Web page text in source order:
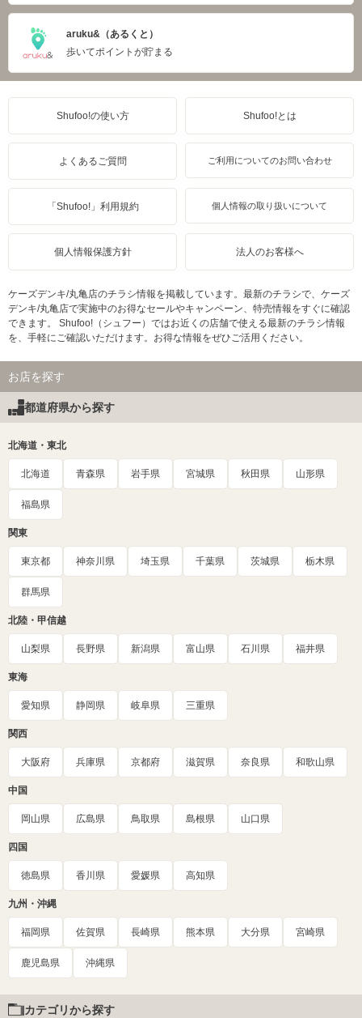
aruku&（あるくと）
歩いてポイントが貯まる
Shufoo!の使い方 Shufoo!とは
よくあるご質問 ご利用についてのお問い合わせ
「Shufoo!」利用規約 個人情報の取り扱いについて
個人情報保護方針 法人のお客様へ
ケーズデンキ/丸亀店のチラシ情報を掲載しています。最新のチラシで、ケーズ
デンキ/丸亀店で実施中のお得なセールやキャンペーン、特売情報をすぐに確認
できます。 Shufoo!（シュフー）ではお近くの店舗で使える最新のチラシ情報
を、手軽にご確認いただけます。お得な情報をぜひご活用ください。
お店を探す
都道府県から探す
北海道・東北
北海道 青森県 岩手県 宮城県 秋田県 山形県
福島県
関東
東京都 神奈川県 埼玉県 千葉県 茨城県 栃木県
群馬県
北陸・甲信越
山梨県 長野県 新潟県 富山県 石川県 福井県
東海
愛知県 静岡県 岐阜県 三重県
関西
大阪府 兵庫県 京都府 滋賀県 奈良県 和歌山県
中国
岡山県 広島県 鳥取県 島根県 山口県
四国
徳島県 香川県 愛媛県 高知県
九州・沖縄
福岡県 佐賀県 長崎県 熊本県 大分県 宮崎県
鹿児島県 沖縄県
カテゴリから探す